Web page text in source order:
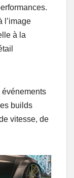
l’image
à la
builds
vitesse, de